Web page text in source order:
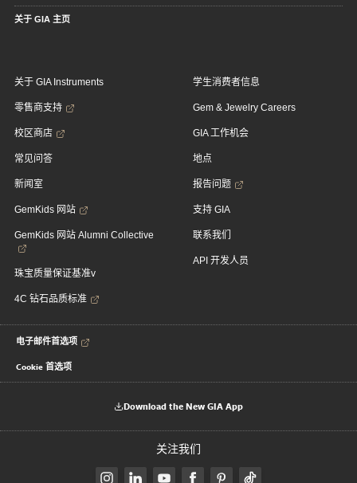
关于 GIA 主页
关于 GIA Instruments
零售商支持
校区商店
常见问答
新闻室
GemKids 网站
GemKids 网站 Alumni Collective
珠宝质量保证基准v
4C 钻石品质标准
学生消费者信息
Gem & Jewelry Careers
GIA 工作机会
地点
报告问题
支持 GIA
联系我们
API 开发人员
电子邮件首选项
Cookie 首选项
Download the New GIA App
关注我们